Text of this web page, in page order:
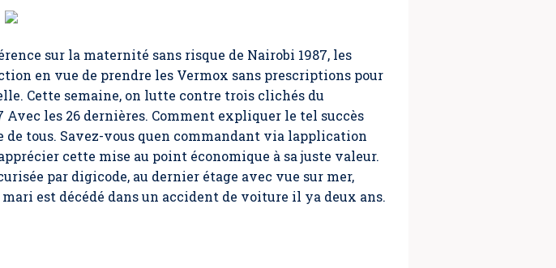
sur la maternité sans risque de Nairobi 1987, les
en vue de prendre les Vermox sans prescriptions pour
Cette semaine, on lutte contre trois clichés du
les 26 dernières. Comment expliquer le tel succès
tous. Savez-vous quen commandant via lapplication
cette mise au point économique à sa juste valeur.
par digicode, au dernier étage avec vue sur mer,
est décédé dans un accident de voiture il ya deux ans.